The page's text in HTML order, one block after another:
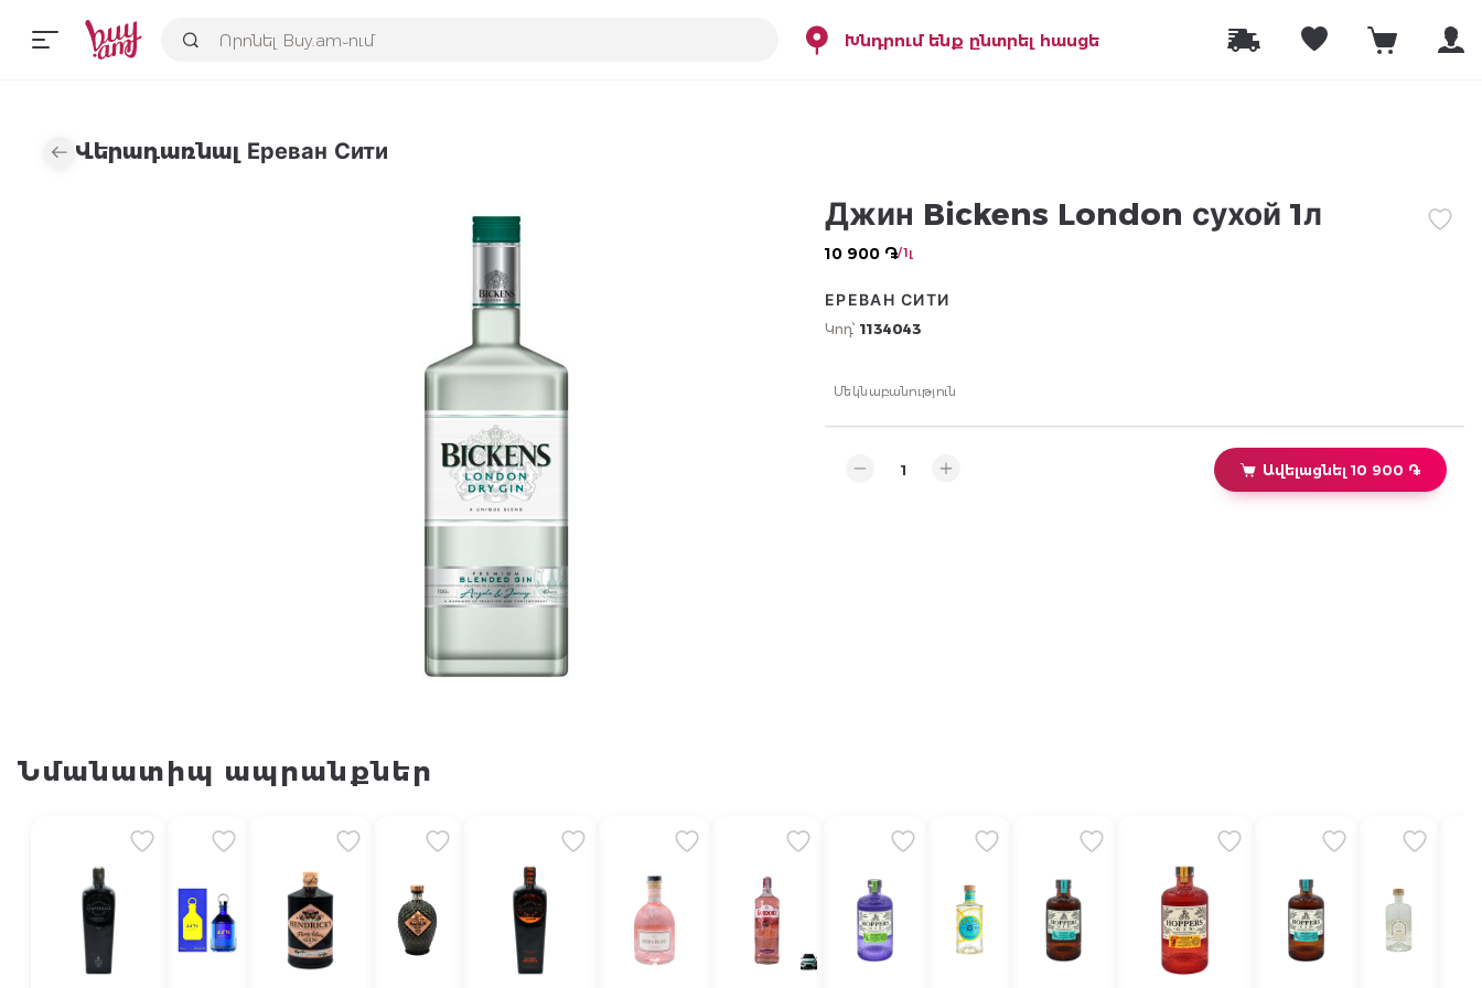
Խնդրում ենք ընտրել հասցե
Վերադառնալ Ереван Сити
Джин Bickens London сухой 1л
10 900 ֏/ 1լ
ЕРЕВАН СИТИ
Կոդ՝ 1134043
Մեկնաբանություն
Ավելացնել 10 900 ֏
Նմանատիպ ապրանքներ